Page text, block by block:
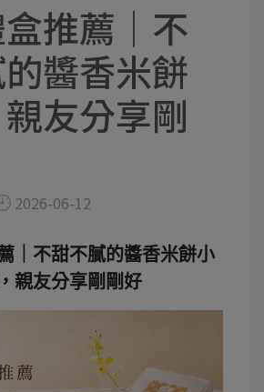
推薦｜不
醬香米餅
友分享剛
2026-06-12
｜不甜不膩的醬香米餅小
親友分享剛剛好